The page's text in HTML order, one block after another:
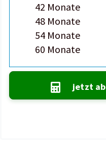
42 Monate
48 Monate
54 Monate
60 Monate
jetzt ab